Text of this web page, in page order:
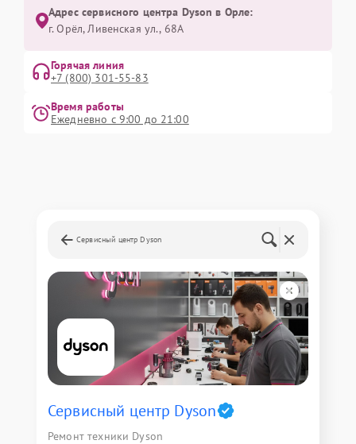
Адрес сервисного центра Dyson в Орле:
г. Орёл, Ливенская ул., 68А
Горячая линия
+7 (800) 301-55-83
Время работы
Ежедневно с 9:00 до 21:00
Сервисный центр Dyson
Сервисный центр Dyson
Ремонт техники Dyson